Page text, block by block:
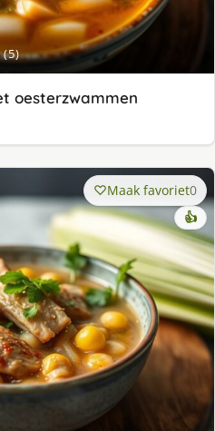
(5)
oesterzwammen
Maak favoriet0
👍